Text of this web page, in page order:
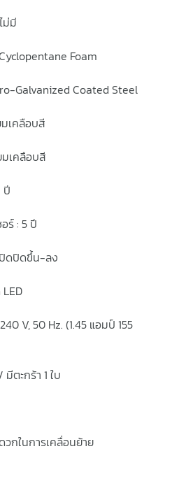
ม่มี
Foam
Galvanized Coated Steel
เคลือบสี
เคลือบสี
ปี
ร์ : 5 ปี
ดปิดขึ้น-ลง
V, 50 Hz. (1.45 แอมป์ 155
ตะกร้า 1 ใบ
กในการเคลื่อนย้าย